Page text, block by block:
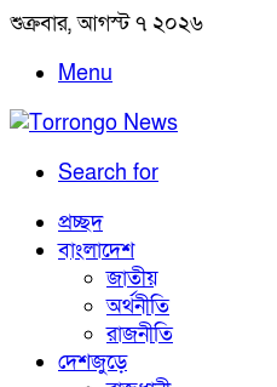
শুক্রবার, আগস্ট ৭ ২০২৬
Menu
Search for
প্রচ্ছদ
বাংলাদেশ
জাতীয়
অর্থনীতি
রাজনীতি
দেশজুড়ে